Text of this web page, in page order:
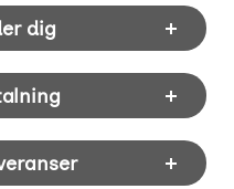
dig